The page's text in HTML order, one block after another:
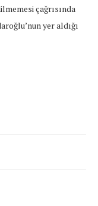
çağrısında
yer aldığı